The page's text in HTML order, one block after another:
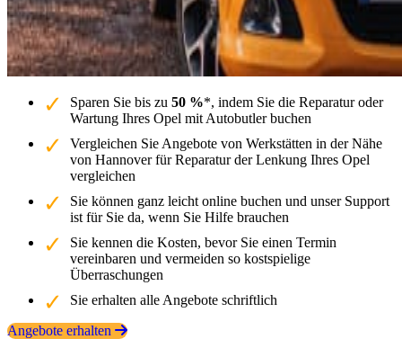
Sparen Sie bis zu 50 %*, indem Sie die Reparatur oder
Wartung Ihres Opel mit Autobutler buchen
Vergleichen Sie Angebote von Werkstätten in der Nähe
von Hannover für Reparatur der Lenkung Ihres Opel
vergleichen
Sie können ganz leicht online buchen und unser Support
ist für Sie da, wenn Sie Hilfe brauchen
Sie kennen die Kosten, bevor Sie einen Termin
vereinbaren und vermeiden so kostspielige
Überraschungen
Sie erhalten alle Angebote schriftlich
Angebote erhalten